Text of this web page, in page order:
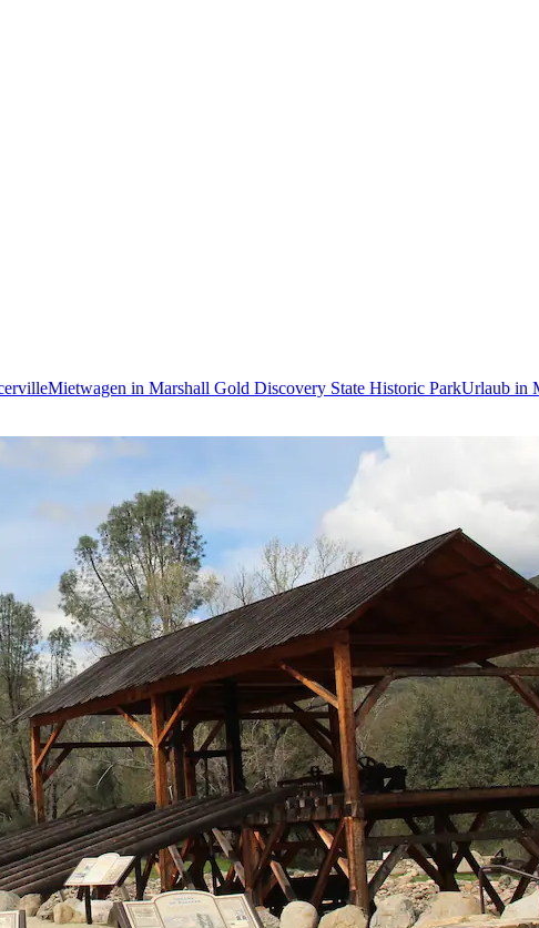
Mietwagen in Marshall Gold Discovery State Historic ParkUrlaub in